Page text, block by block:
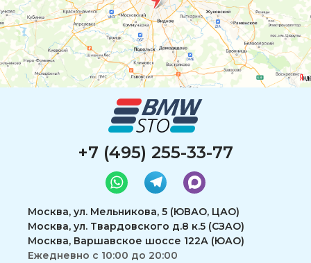
+7 (495) 255-33-77
Москва, ул. Мельникова, 5 (ЮВАО, ЦАО)
Москва, ул. Твардовского д.8 к.5 (СЗАО)
Москва, Варшавское шоссе 122А (ЮАО)
Ежедневно с 10:00 до 20:00